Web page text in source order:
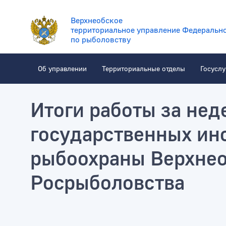
Верхнеобское
территориальное управление
по рыболовству
Об управлении Территориальные отделы
Итоги работы за
государственных
рыбоохраны
Росрыболовства